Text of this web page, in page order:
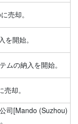
売却。
開始。
ムの納入を開始。
売却。
司[Mando (Suzhou)